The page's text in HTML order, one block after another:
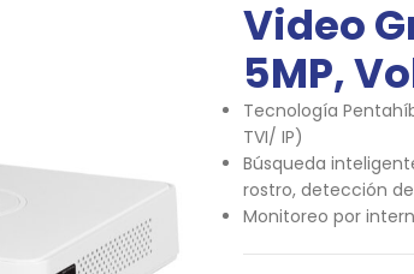
Video
5MP,
Tecnología
TVI/ IP)
Búsqueda
rostro, detección
Monitoreo por